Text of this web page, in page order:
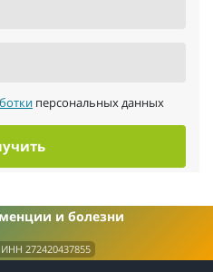
персональных данных
и болезни
272420437855